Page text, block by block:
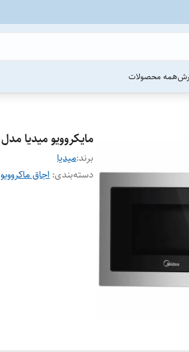
همه محصولات
مایکروویو میدیا مدل AG925BVW
برند:میدیا
دسته‌بندی: اجاق ماکروویو